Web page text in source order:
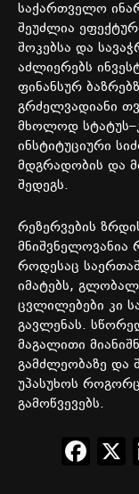
საქართველო
შეუძლია
შოკებსა და
აძლიერებს
ფინანსურ
გრძელვადიანი
მხოლოდ სტატუს–
ინსტიტუციური
მდგრადობის და
შედეგს.
რეზერვების
მნიშვნელოვანია
როდესაც
იმატებს,
ცვლილებები კი
გავლენას.
მაგალითი
გამძლეობაზე და
უპასუხოს როგორც
გამოწვევებს.